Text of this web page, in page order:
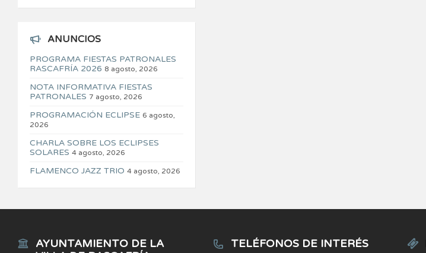
ANUNCIOS
PROGRAMA FIESTAS PATRONALES
RASCAFRÍA 2026 8 agosto, 2026
NOTA INFORMATIVA FIESTAS
PATRONALES 7 agosto, 2026
PROGRAMACIÓN ECLIPSE 6 agosto,
2026
CHARLA SOBRE LOS ECLIPSES
SOLARES 4 agosto, 2026
FLAMENCO JAZZ TRIO 4 agosto, 2026
AYUNTAMIENTO DE LA
TELÉFONOS DE INTERÉS